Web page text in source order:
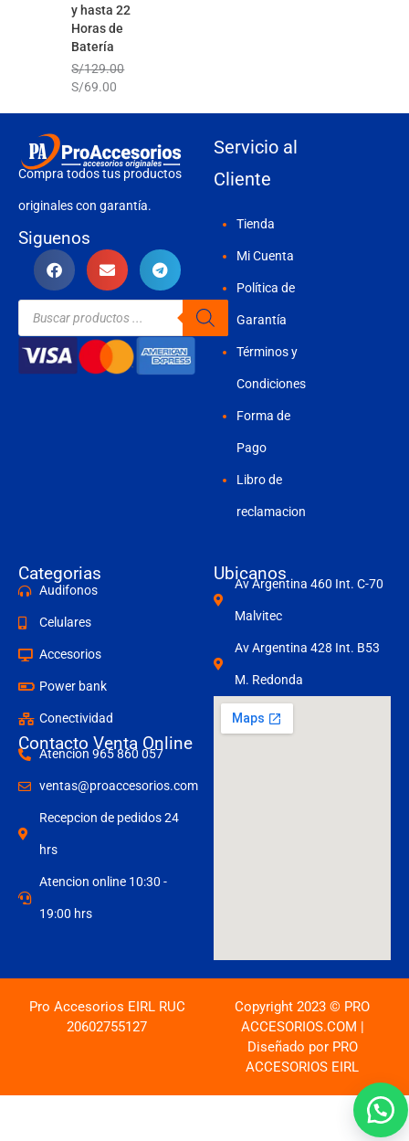
y hasta 22
Horas de
Batería
S/129.00
S/69.00
Compra todos tus productos
originales con garantía.
Siguenos
Búsqueda
productos
Servicio al
Cliente
Tienda
Mi Cuenta
Política de
Garantía
Términos y
Condiciones
Forma de
Pago
Libro de
reclamacion
Categorias
Audifonos
Celulares
Accesorios
Power bank
Conectividad
Contacto Venta Online
Atencion 965 860 057
ventas@proaccesorios.com
Recepcion de pedidos 24
hrs
Atencion online 10:30 -
19:00 hrs
Ubicanos
Av Argentina 460 Int. C-70
Malvitec
Av Argentina 428 Int. B53
M. Redonda
Pro Accesorios EIRL RUC
20602755127
Copyright 2023 © PRO
ACCESORIOS.COM |
Diseñado por PRO
ACCESORIOS EIRL